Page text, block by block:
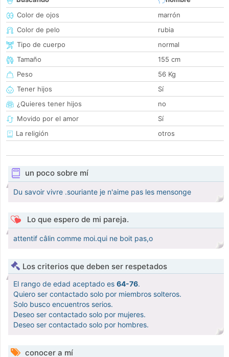
Color de ojos
marrón
Color de pelo
rubia
Tipo de cuerpo
normal
Tamaño
155 cm
Peso
56 Kg
Tener hijos
Sí
¿Quieres tener hijos
no
Movido por el amor
Sí
La religión
otros
un poco sobre mí
Du savoir vivre .souriante je n'aime pas les mensonge
Lo que espero de mi pareja.
attentif câlin comme moi.qui ne boit pas,o
Los criterios que deben ser respetados
El rango de edad aceptado es 64-76.
Quiero ser contactado solo por miembros solteros.
Solo busco encuentros serios.
Deseo ser contactado solo por mujeres.
Deseo ser contactado solo por hombres.
conocer a mí